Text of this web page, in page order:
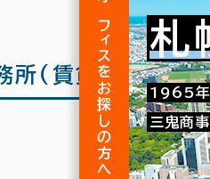
所(賃貸事務所)・
条件で
オフィスをお探しの方へ 札
1965年
三鬼商